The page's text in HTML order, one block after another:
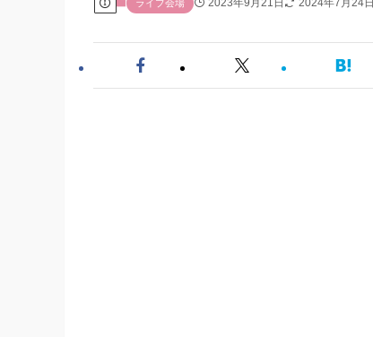
ライブ会場 2023年9月21日 2024年7月24日